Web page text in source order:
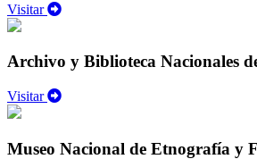
Visitar
Archivo y Biblioteca Nacionales
Visitar
Museo Nacional de Etnografía y